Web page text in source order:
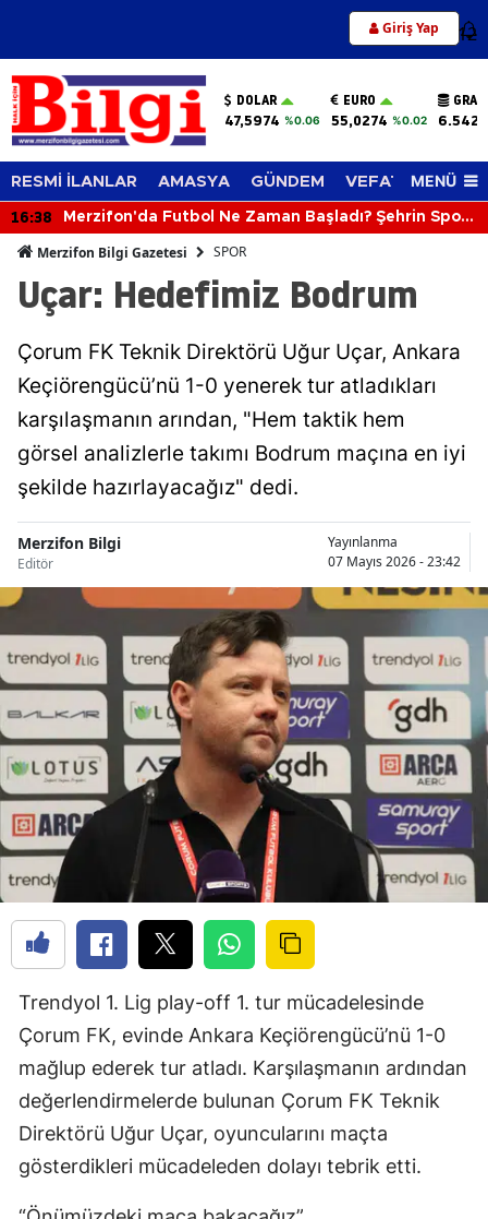
Giriş Yap 12
DOLAR
47,5974 %0.06
EURO
55,0274 %0.02
RESMİ İLANLAR AMASYA GÜNDEM VEFAT EDENLER
MENÜ
16:38
Merzifon'da Futbol Ne Zaman Başladı? Şehrin Spor
Merzifon Bilgi Gazetesi SPOR
Uçar: Hedefimiz Bodrum
Çorum FK Teknik Direktörü Uğur Uçar, Ankara
Keçiörengücü’nü 1-0 yenerek tur atladıkları
karşılaşmanın arından, "Hem taktik hem
görsel analizlerle takımı Bodrum maçına en iyi
şekilde hazırlayacağız" dedi.
Merzifon Bilgi
Editör
Yayınlanma
07 Mayıs 2026 - 23:42
Trendyol 1. Lig play-off 1. tur mücadelesinde
Çorum FK, evinde Ankara Keçiörengücü’nü 1-0
mağlup ederek tur atladı. Karşılaşmanın ardından
değerlendirmelerde bulunan Çorum FK Teknik
Direktörü Uğur Uçar, oyuncularını maçta
gösterdikleri mücadeleden dolayı tebrik etti.